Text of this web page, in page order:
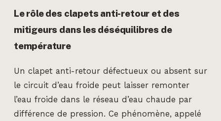
Le rôle des clapets anti-retour et des
mitigeurs dans les déséquilibres de
température
Un clapet anti-retour défectueux ou absent sur
le circuit d’eau froide peut laisser remonter
l’eau froide dans le réseau d’eau chaude par
différence de pression. Ce phénomène, appelé